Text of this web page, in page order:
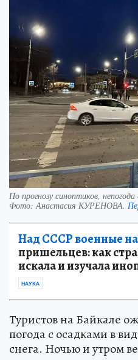
По прогнозу синоптиков,
Фото:Анастасия КУРЕНОВА.
Над СССР военные
пришельцев: как
искала и изучала
НАУКА
Туристов на Байкале
погода с осадками в
снега. Ночью и утром